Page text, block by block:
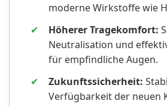
moderne Wirkstoffe wie
✔
Höherer Tragekomfort:
Neutralisation und
für empfindliche Augen.
✔
Zukunftssicherheit:
Verfügbarkeit der neuen